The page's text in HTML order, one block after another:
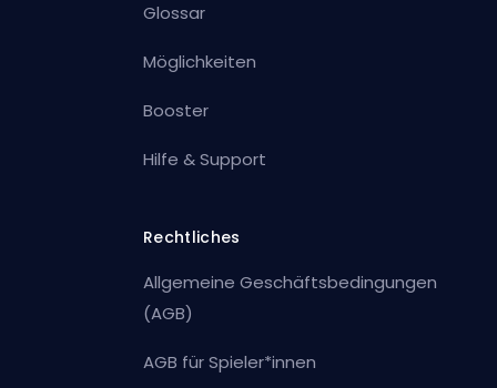
Glossar
Möglichkeiten
Booster
Hilfe & Support
Rechtliches
Allgemeine Geschäftsbedingungen
(AGB)
AGB für Spieler*innen